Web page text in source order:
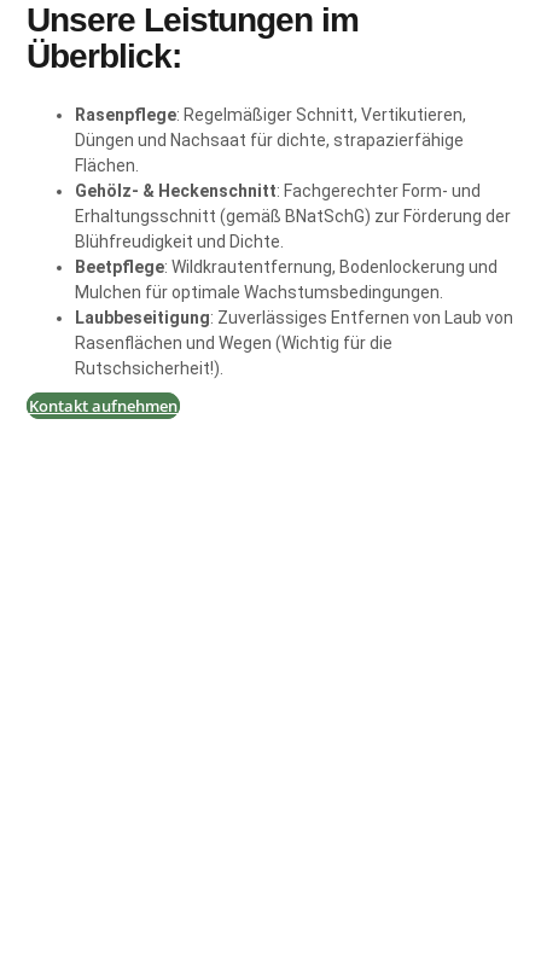
Unsere Leistungen im
Überblick:
Rasenpflege: Regelmäßiger Schnitt, Vertikutieren,
Düngen und Nachsaat für dichte, strapazierfähige
Flächen.
Gehölz- & Heckenschnitt: Fachgerechter Form- und
Erhaltungsschnitt (gemäß BNatSchG) zur Förderung der
Blühfreudigkeit und Dichte.
Beetpflege: Wildkrautentfernung, Bodenlockerung und
Mulchen für optimale Wachstumsbedingungen.
Laubbeseitigung: Zuverlässiges Entfernen von Laub von
Rasenflächen und Wegen (Wichtig für die
Rutschsicherheit!).
Kontakt aufnehmen